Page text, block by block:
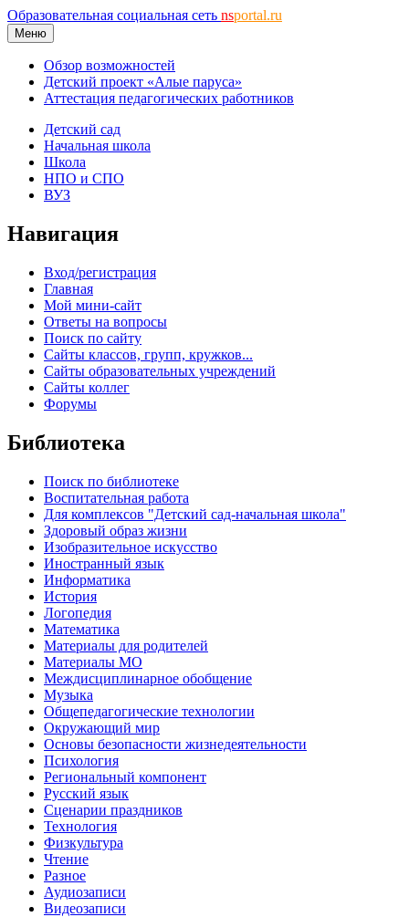
Образовательная социальная сеть nsportal.ru
Меню
Обзор возможностей
Детский проект «Алые паруса»
Аттестация педагогических работников
Детский сад
Начальная школа
Школа
НПО и СПО
ВУЗ
Навигация
Вход/регистрация
Главная
Мой мини-сайт
Ответы на вопросы
Поиск по сайту
Сайты классов, групп, кружков...
Сайты образовательных учреждений
Сайты коллег
Форумы
Библиотека
Поиск по библиотеке
Воспитательная работа
Для комплексов "Детский сад-начальная школа"
Здоровый образ жизни
Изобразительное искусство
Иностранный язык
Информатика
История
Логопедия
Математика
Материалы для родителей
Материалы МО
Междисциплинарное обобщение
Музыка
Общепедагогические технологии
Окружающий мир
Основы безопасности жизнедеятельности
Психология
Региональный компонент
Русский язык
Сценарии праздников
Технология
Физкультура
Чтение
Разное
Аудиозаписи
Видеозаписи